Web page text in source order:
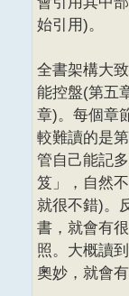
始引用)。
全書架構大
能控盤(第五
章)。每個章
較難讀的是
管自己能記
笈」，自然
就很不錯)。
書，就會有
照。大概讀
奧妙，就會